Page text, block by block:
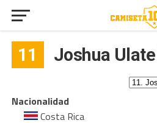
11 Joshua
Nacionalidad
Costa Rica